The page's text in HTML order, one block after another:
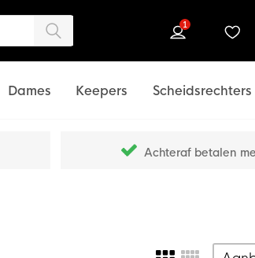
1
Dames Keepers Scheidsrechters
Achteraf betalen